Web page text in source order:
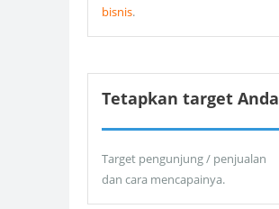
bisnis.
Tetapkan target Anda
Target pengunjung / penjualan
dan cara mencapainya.